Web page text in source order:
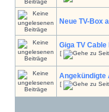
Neue TV-Box
Giga TV
[
Angekündigte
[